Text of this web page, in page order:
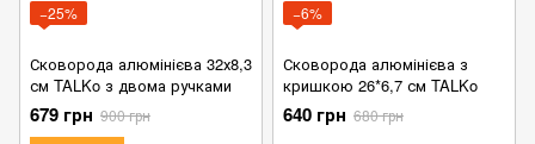
−25%
Сковорода алюмінієва 32х8,3
см TALKo з двома ручками
679 грн 900 грн
−6%
Сковорода алюмінієва з
кришкою 26*6,7 см TALKo
640 грн 680 грн